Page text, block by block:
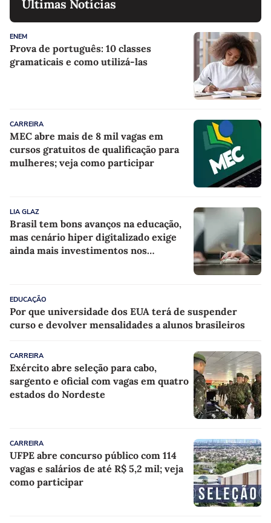
Últimas Notícias
ENEM
Prova de português: 10 classes
gramaticais e como utilizá-las
CARREIRA
MEC abre mais de 8 mil vagas em
cursos gratuitos de qualificação para
mulheres; veja como participar
LIA GLAZ
Brasil tem bons avanços na educação,
mas cenário hiper digitalizado exige
ainda mais investimentos nos
EDUCAÇÃO
Por que universidade dos EUA terá de suspender
curso e devolver mensalidades a alunos brasileiros
CARREIRA
Exército abre seleção para cabo,
sargento e oficial com vagas em quatro
estados do Nordeste
CARREIRA
UFPE abre concurso público com 114
vagas e salários de até R$ 5,2 mil; veja
como participar